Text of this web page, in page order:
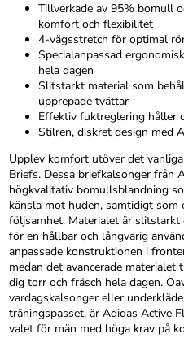
Tillverkade av 95% bomull
komfort och flexibilitet
4-vägsstretch för optimal
Specialanpassad
hela dagen
Slitstarkt material som
upprepade tvättar
Effektiv fuktreglering håller
Stilren, diskret design med
Upplev komfort utöver det
Briefs. Dessa briefkalsonger från
högkvalitativ bomullsblandning
känsla mot huden, samtidigt
följsamhet. Materialet är
för en hållbar och långvarig
anpassade konstruktionen i
medan det avancerade
dig torr och fräsch hela dagen.
vardagskalsonger eller
träningspasset, är Adidas Active
valet för män med höga krav på